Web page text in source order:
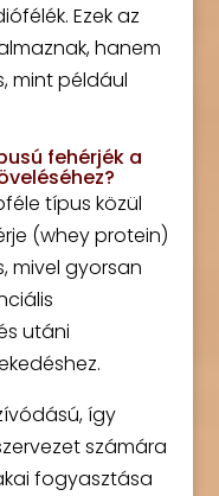
Ezek az
hanem
mint például
fehérjék a
típus közül
(whey protein)
mivel gyorsan
utáni
így
számára
fogyasztása